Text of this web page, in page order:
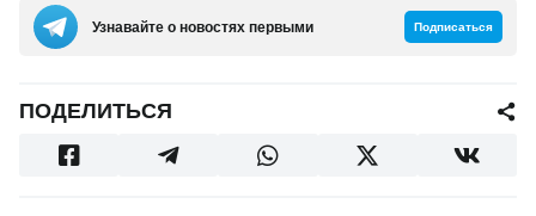
Узнавайте о новостях первыми Подписаться
ПОДЕЛИТЬСЯ